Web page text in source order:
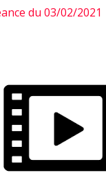
du 03/02/2021